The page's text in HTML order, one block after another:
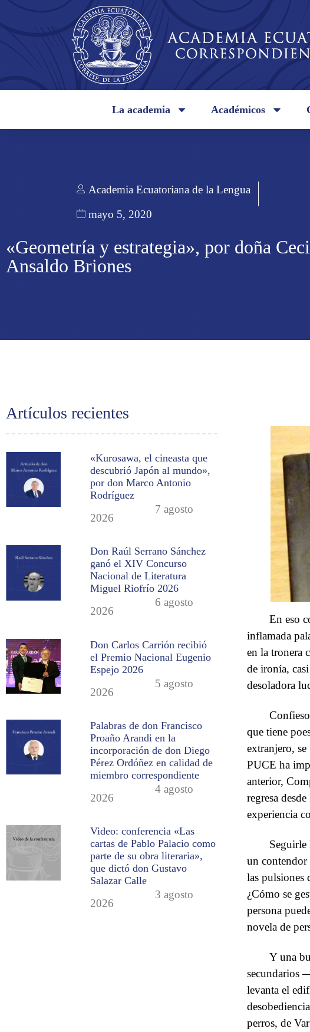
La academia Académicos
Academia Ecuatoriana de la Lengua
mayo 5, 2020
«Geometría y estrategia», por doña
Ansaldo Briones
Artículos recientes
«Kurosawa, el cineasta que
descubrió Japón al mundo»,
por don Marco Antonio
Rodríguez
7 agosto
2026
Don Raúl Serrano Sánchez
ganó el XIV Concurso
Nacional de Literatura
Miguel Riofrío 2026
6 agosto
2026
Don Carlos Carrión recibió
el Premio Nacional Eugenio
Espejo 2026
5 agosto
2026
Palabras de don Francisco
Proaño Arandi en la
incorporación de don Diego
Pérez Ordóñez en calidad de
miembro correspondiente
4 agosto
2026
Video: conferencia «Las
cartas de Pablo Palacio como
parte de su obra literaria»,
que dictó don Gustavo
Salazar Calle
3 agosto
2026
En eso
inflamada
en la tronera
de ironía,
desoladora
que tiene
extranjero,
PUCE ha
anterior,
regresa
experiencia
Seguirle
un contendor
las pulsiones
¿Cómo se
persona
novela de
Y una
secundarios
levanta el
perros, de